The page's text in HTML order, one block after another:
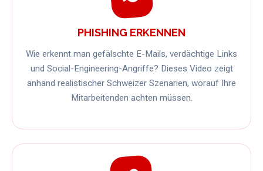
PHISHING ERKENNEN
Wie erkennt man gefälschte E-Mails, verdächtige Links
und Social-Engineering-Angriffe? Dieses Video zeigt
anhand realistischer Schweizer Szenarien, worauf Ihre
Mitarbeitenden achten müssen.